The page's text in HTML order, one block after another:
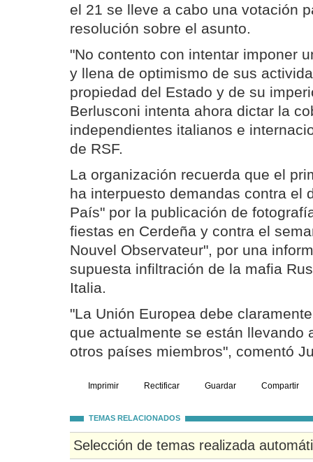
el 21 se lleve a cabo una votación
resolución sobre el asunto.
"No contento con intentar imponer
y llena de optimismo de sus
propiedad del Estado y de su
Berlusconi intenta ahora dictar la
independientes italianos e
de RSF.
La organización recuerda que el
ha interpuesto demandas contra el
País" por la publicación de
fiestas en Cerdeña y contra el
Nouvel Observateur", por una
supuesta infiltración de la mafia
Italia.
"La Unión Europea debe
que actualmente se están llevando
otros países miembros", comentó
Imprimir Rectificar Guardar Compartir
TEMAS RELACIONADOS
Selección de temas realizada